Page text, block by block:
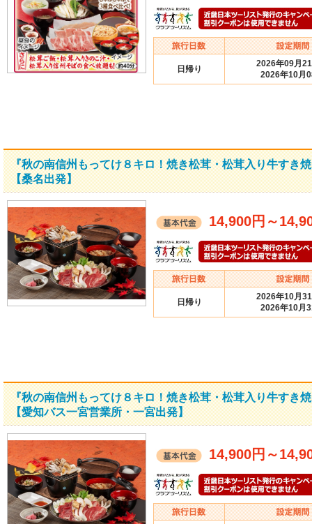
日帰り
2026年09月
2026年10月
『秋の南信州もってけ８キロ！焼き松茸・松茸入り牛すき
【桑名出発】
14,900円 ～
日帰り
2026年10月
2026年10月
『秋の南信州もってけ８キロ！焼き松茸・松茸入り牛すき
【愛知バス一宮営業所・一宮出発】
14,900円 ～